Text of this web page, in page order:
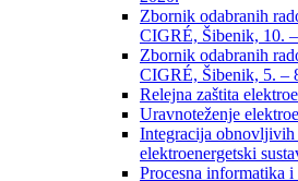
Zbornik odabranih
CIGRÉ, Šibenik, 10.
Zbornik odabranih
CIGRÉ, Šibenik, 5. –
Relejna zaštita
Uravnoteženje
Integracija obnovljivih
elektroenergetski
Procesna informatika